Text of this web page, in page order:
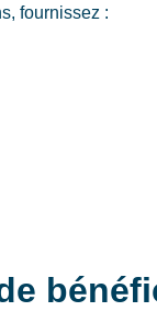
fournissez :